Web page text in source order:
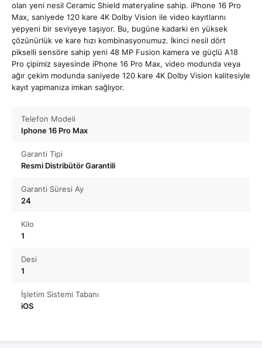
olan yeni nesil Ceramic Shield materyaline sahip. iPhone 16 Pro
Max, saniyede 120 kare 4K Dolby Vision ile video kayıtlarını
yepyeni bir seviyeye taşıyor. Bu, bugüne kadarki en yüksek
çözünürlük ve kare hızı kombinasyonumuz. İkinci nesil dört
pikselli sensöre sahip yeni 48 MP Fusion kamera ve güçlü A18
Pro çipimiz sayesinde iPhone 16 Pro Max, video modunda veya
ağır çekim modunda saniyede 120 kare 4K Dolby Vision kalitesiyle
kayıt yapmanıza imkan sağlıyor.
Telefon Modeli
Iphone 16 Pro Max
Garanti Tipi
Resmi Distribütör Garantili
Garanti Süresi Ay
24
Kilo
1
Desi
1
İşletim Sistemi Tabanı
iOS